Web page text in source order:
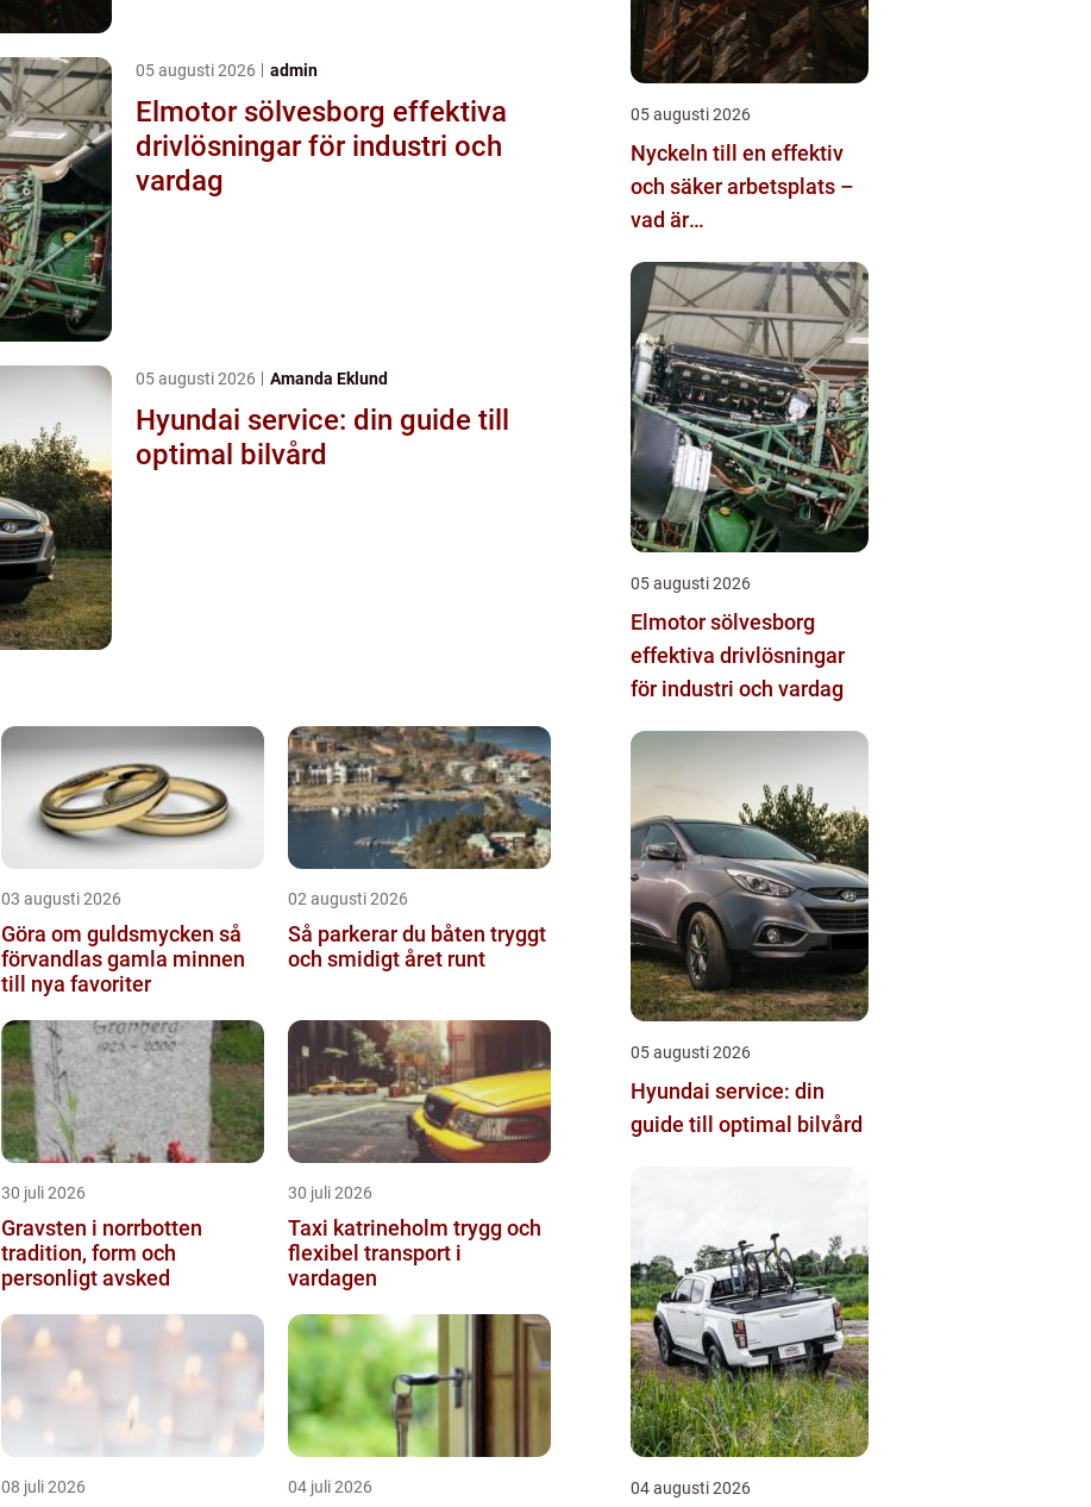
05 augusti 2026 admin
Elmotor sölvesborg effektiva
drivlösningar för industri och
vardag
05 augusti 2026 Amanda Eklund
Hyundai service: din guide till
optimal bilvård
03 augusti 2026
Göra om guldsmycken så
förvandlas gamla minnen
till nya favoriter
02 augusti 2026
Så parkerar du båten tryggt
och smidigt året runt
30 juli 2026
Gravsten i norrbotten
tradition, form och
personligt avsked
30 juli 2026
Taxi katrineholm trygg och
flexibel transport i
vardagen
08 juli 2026 04 juli 2026
05 augusti 2026
Nyckeln till en effektiv
och säker arbetsplats –
vad är
05 augusti 2026
Elmotor sölvesborg
effektiva drivlösningar
för industri och vardag
05 augusti 2026
Hyundai service: din
guide till optimal bilvård
04 augusti 2026